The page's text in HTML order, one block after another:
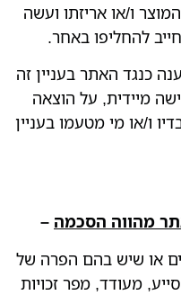
ו/או אריזתו ועשה
להחליפו באחר.
כנגד האתר בעניין זה
מיידית, על הוצאה
ו/או מי מטעמו בעניין
מהווה הסכמה –
או שיש בהם הפרה של
מעודד, מפר זכויות